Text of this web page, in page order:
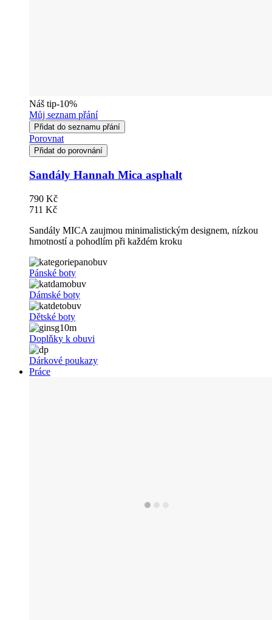
Náš tip-10%
Můj seznam přání
Přidat do seznamu přání
Porovnat
Přidat do porovnání
Sandály Hannah Mica asphalt
790 Kč
711 Kč
Sandály MICA zaujmou minimalistickým designem, nízkou
hmotností a pohodlím při každém kroku
Pánské boty
Dámské boty
Dětské boty
Doplňky k obuvi
Dárkové poukazy
Práce